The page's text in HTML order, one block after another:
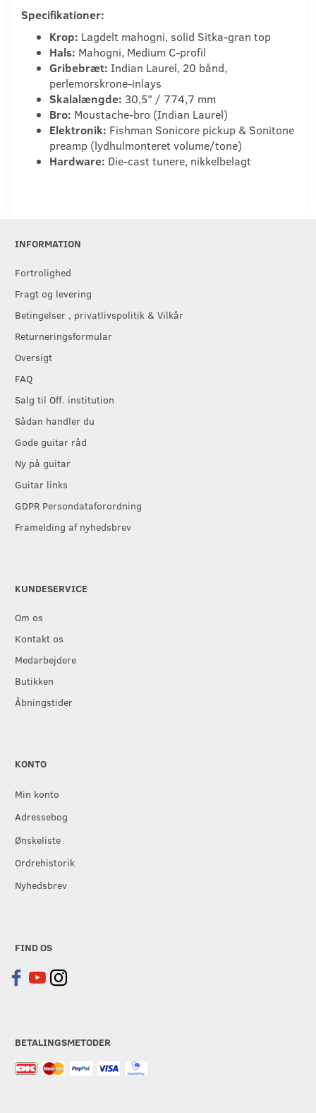
Specifikationer:
Krop: Lagdelt mahogni, solid Sitka-gran top
Hals: Mahogni, Medium C-profil
Gribebræt: Indian Laurel, 20 bånd,
perlemorskrone-inlays
Skalalængde: 30,5" / 774,7 mm
Bro: Moustache-bro (Indian Laurel)
Elektronik: Fishman Sonicore pickup & Sonitone
preamp (lydhulmonteret volume/tone)
Hardware: Die-cast tunere, nikkelbelagt
INFORMATION
Fortrolighed
Fragt og levering
Betingelser , privatlivspolitik & Vilkår
Returneringsformular
Oversigt
FAQ
Salg til Off. institution
Sådan handler du
Gode guitar råd
Ny på guitar
Guitar links
GDPR Persondataforordning
Framelding af nyhedsbrev
KUNDESERVICE
Om os
Kontakt os
Medarbejdere
Butikken
Åbningstider
KONTO
Min konto
Adressebog
Ønskeliste
Ordrehistorik
Nyhedsbrev
FIND OS
BETALINGSMETODER